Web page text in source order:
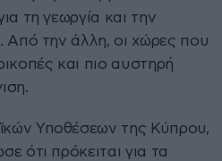
τη γεωργία και την
Από την άλλη, οι χώρες που
και πιο αυστηρή
Υποθέσεων της Κύπρου,
ότι πρόκειται για τα